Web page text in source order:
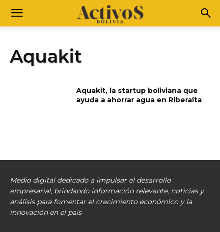
Aquakit
Aquakit, la startup boliviana que
ayuda a ahorrar agua en Riberalta
Medio digital dedicado a impulsar el desarrollo
empresarial, brindando información relevante, noticias y
análisis para fomentar el crecimiento económico y la
innovación en el país